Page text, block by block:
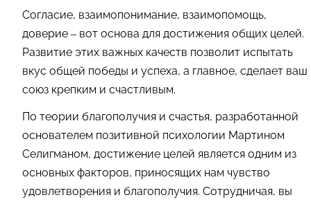
Согласие, взаимопонимание, взаимопомощь,
доверие – вот основа для достижения общих целей.
Развитие этих важных качеств позволит испытать
вкус общей победы и успеха, а главное, сделает ваш
союз крепким и счастливым.
По теории благополучия и счастья, разработанной
основателем позитивной психологии Мартином
Селигманом, достижение целей является одним из
основных факторов, приносящих нам чувство
удовлетворения и благополучия. Сотрудничая, вы